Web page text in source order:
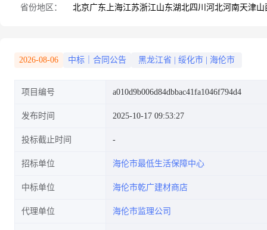
省份地区： 北京广东 上海江苏浙江山东湖北四川 河北河南天津山
2026-08-06 中标｜合同公告 黑龙江省 绥化市 海伦市
项目编号 a010d9b006d84dbbac41fa1046f794d4
发布时间 2025-10-17 09:53:27
投标截止时间
招标单位 海伦市最低生活保障中心
中标单位 海伦市乾广建材商店
代理单位 海伦市监理公司